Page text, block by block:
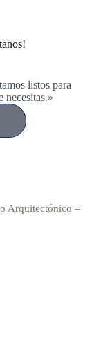
listos para
necesitas.»
Arquitectónico –